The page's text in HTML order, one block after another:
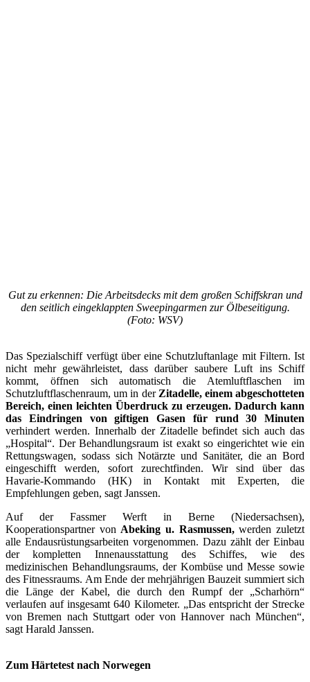
Gut zu erkennen: Die Arbeitsdecks mit dem großen Schiffskran und
den seitlich eingeklappten Sweepingarmen zur Ölbeseitigung.
(Foto: WSV)
Das Spezialschiff verfügt über eine Schutzluftanlage mit Filtern. Ist
nicht mehr gewährleistet, dass darüber saubere Luft ins Schiff
kommt, öffnen sich automatisch die Atemluftflaschen im
Schutzluftflaschenraum, um in der Zitadelle, einem abgeschotteten
Bereich, einen leichten Überdruck zu erzeugen. Dadurch kann
das Eindringen von giftigen Gasen für rund 30 Minuten
verhindert werden. Innerhalb der Zitadelle befindet sich auch das
„Hospital“. Der Behandlungsraum ist exakt so eingerichtet wie ein
Rettungswagen, sodass sich Notärzte und Sanitäter, die an Bord
eingeschifft werden, sofort zurechtfinden. Wir sind über das
Havarie-Kommando (HK) in Kontakt mit Experten, die
Empfehlungen geben, sagt Janssen.
Auf der Fassmer Werft in Berne (Niedersachsen),
Kooperationspartner von Abeking u. Rasmussen,werden zuletzt
alle Endausrüstungsarbeiten vorgenommen. Dazu zählt der Einbau
der kompletten Innenausstattung des Schiffes, wie des
medizinischen Behandlungsraums, der Kombüse und Messe sowie
des Fitnessraums. Am Ende der mehrjährigen Bauzeit summiert sich
die Länge der Kabel, die durch den Rumpf der „Scharhörn“
verlaufen auf insgesamt 640 Kilometer. „Das entspricht der Strecke
von Bremen nach Stuttgart oder von Hannover nach München“,
sagt Harald Janssen.
Zum Härtetest nach Norwegen